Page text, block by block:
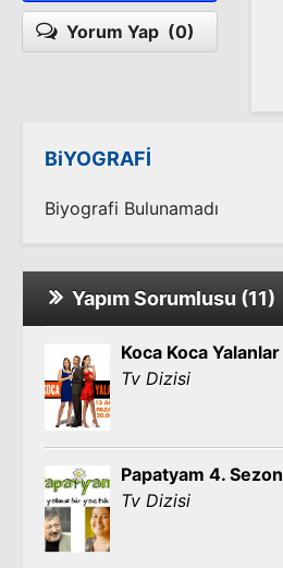
Yorum Yap (0)
BiYOGRAFİ
Biyografi Bulunamadı
Yapım Sorumlusu (11)
Koca Koca Yalanlar
Tv Dizisi
Papatyam 4. Sezon
Tv Dizisi